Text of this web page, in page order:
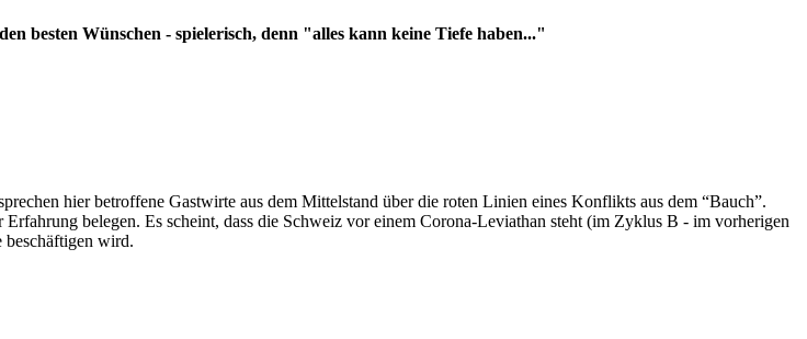
besten Wünschen - spielerisch, denn "alles kann keine Tiefe haben..."
hier betroffene Gastwirte aus dem Mittelstand über die roten Linien eines Konflikts aus dem “Bauch”.
belegen. Es scheint, dass die Schweiz vor einem Corona-Leviathan steht (im Zyklus B - im vorherigen
wird.